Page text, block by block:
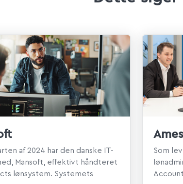
af 2024 har den danske IT-
Mansoft, effektivt håndteret
lønsystem. Systemets
Som